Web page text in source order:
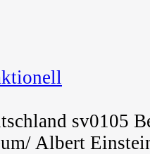
sv0105
Albert